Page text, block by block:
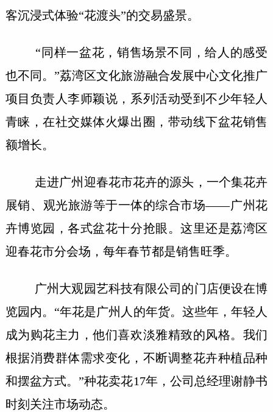
客沉浸式体验“花渡头”的交易盛景。
“同样一盆花，销售场景不同，给人的感受
也不同。”荔湾区文化旅游融合发展中心文化推广
项目负责人李师颖说，系列活动受到不少年轻人
青睐，在社交媒体火爆出圈，带动线下盆花销售
额增长。
走进广州迎春花市花卉的源头，一个集花卉
展销、观光旅游等于一体的综合市场——广州花
卉博览园，各式盆花十分抢眼。这里还是荔湾区
迎春花市分会场，每年春节都是销售旺季。
广州大观园艺科技有限公司的门店便设在博
览园内。“年花是广州人的年货。这些年，年轻人
成为购花主力，他们喜欢淡雅精致的风格。我们
根据消费群体需求变化，不断调整花卉种植品种
和摆盆方式。”种花卖花17年，公司总经理谢静书
时刻关注市场动态。